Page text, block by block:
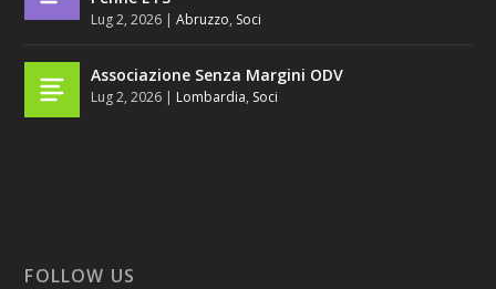
Lug 2, 2026 |Abruzzo, Soci
Associazione Senza Margini ODV
Lug 2, 2026 | Lombardia, Soci
FOLLOW US